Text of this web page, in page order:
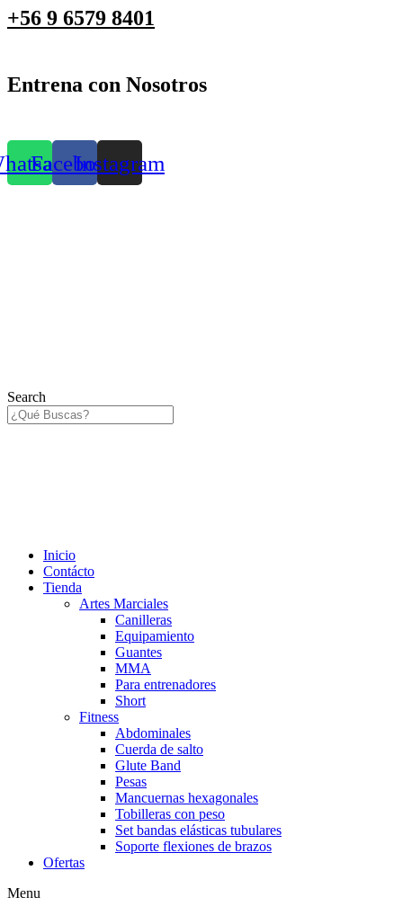
+56 9 6579 8401
Entrena con Nosotros
FacebookInstagram
Search
Inicio
Contácto
Tienda
Artes Marciales
Canilleras
Equipamiento
Guantes
MMA
Para entrenadores
Short
Fitness
Abdominales
Cuerda de salto
Glute Band
Pesas
Mancuernas hexagonales
Tobilleras con peso
Set bandas elásticas tubulares
Soporte flexiones de brazos
Ofertas
Menu